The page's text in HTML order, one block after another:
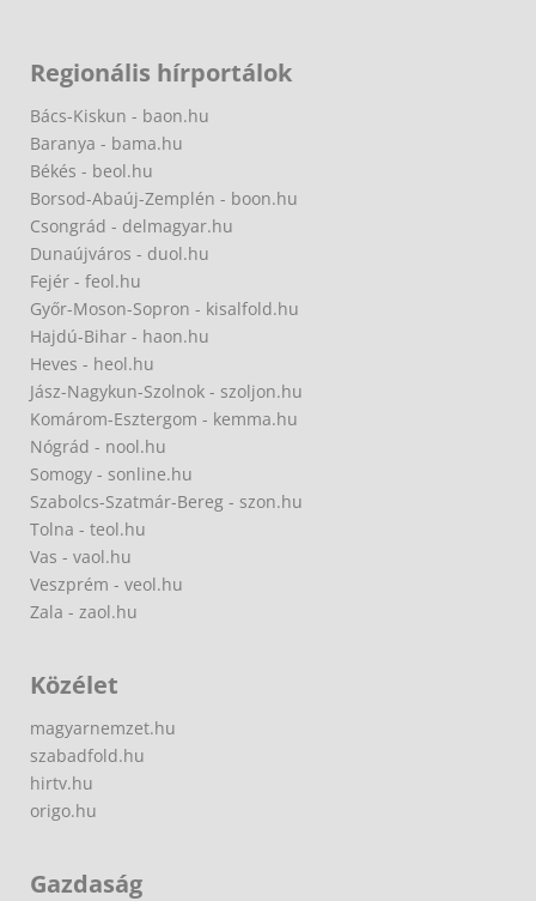
Regionális hírportálok
Bács-Kiskun - baon.hu
Baranya - bama.hu
Békés - beol.hu
Borsod-Abaúj-Zemplén - boon.hu
Csongrád - delmagyar.hu
Dunaújváros - duol.hu
Fejér - feol.hu
Győr-Moson-Sopron - kisalfold.hu
Hajdú-Bihar - haon.hu
Heves - heol.hu
Jász-Nagykun-Szolnok - szoljon.hu
Komárom-Esztergom - kemma.hu
Nógrád - nool.hu
Somogy - sonline.hu
Szabolcs-Szatmár-Bereg - szon.hu
Tolna - teol.hu
Vas - vaol.hu
Veszprém - veol.hu
Zala - zaol.hu
Közélet
magyarnemzet.hu
szabadfold.hu
hirtv.hu
origo.hu
Gazdaság